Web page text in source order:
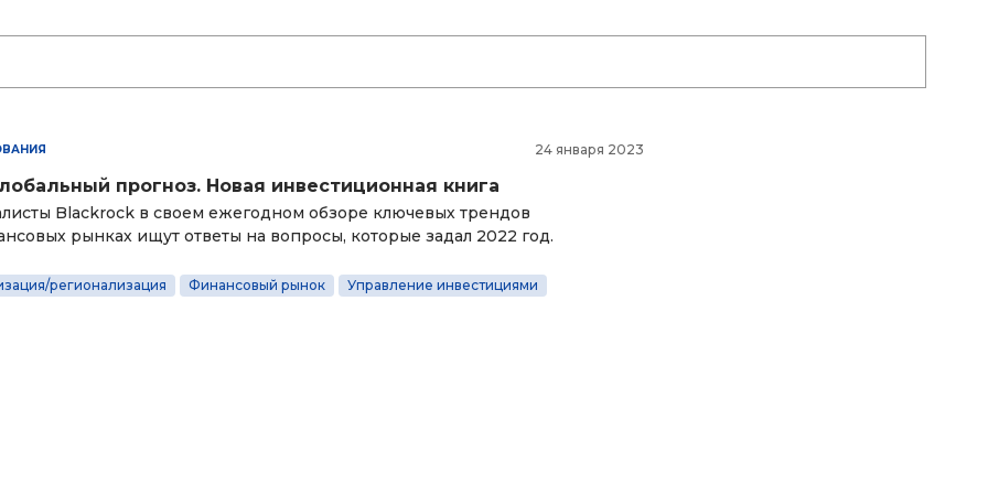
24 января 2023
прогноз. Новая инвестиционная книга
Blackrock в своем ежегодном обзоре ключевых трендов
рынках ищут ответы на вопросы, которые задал 2022 год.
регионализация Финансовый рынок Управление инвестициями